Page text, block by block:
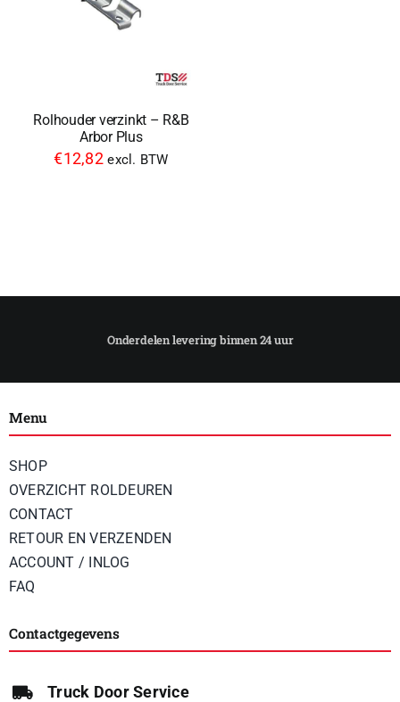
Rolhouder verzinkt – R&B
Arbor Plus
€12,82 excl. BTW
Menu
SHOP
OVERZICHT ROLDEUREN
CONTACT
RETOUR EN VERZENDEN
ACCOUNT / INLOG
FAQ
Contactgegevens
Truck Door Service